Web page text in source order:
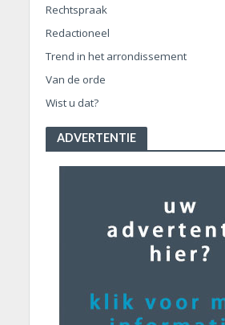
Rechtspraak
Redactioneel
Trend in het arrondissement
Van de orde
Wist u dat?
ADVERTENTIE